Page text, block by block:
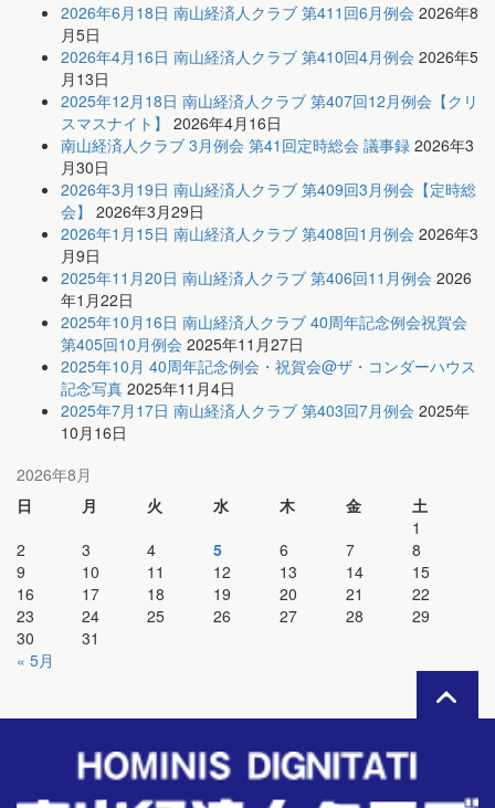
2026年6月18日 南山経済人クラブ 第411回6月例会 2026年8
月5日
2026年4月16日 南山経済人クラブ 第410回4月例会 2026年5
月13日
2025年12月18日 南山経済人クラブ 第407回12月例会【クリ
スマスナイト】 2026年4月16日
南山経済人クラブ 3月例会 第41回定時総会 議事録 2026年3
月30日
2026年3月19日 南山経済人クラブ 第409回3月例会【定時総
会】 2026年3月29日
2026年1月15日 南山経済人クラブ 第408回1月例会 2026年3
月9日
2025年11月20日 南山経済人クラブ 第406回11月例会 2026
年1月22日
2025年10月16日 南山経済人クラブ 40周年記念例会祝賀会
第405回10月例会 2025年11月27日
2025年10月 40周年記念例会・祝賀会@ザ・コンダーハウス
記念写真 2025年11月4日
2025年7月17日 南山経済人クラブ 第403回7月例会 2025年
10月16日
2026年8月
日
月 火 水 木 金
土
1
2
3 4 5 6 7
8
9
10 11 12 13 14
15
16
17 18 19 20 21
22
23
24 25 26 27 28
29
30
31
« 5月